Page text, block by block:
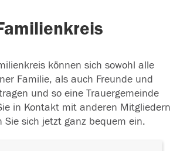
können sich sowohl alle
Familie, als auch Freunde und
und so eine Trauergemeinde
in Kontakt mit anderen Mitgliedern
Sie sich jetzt ganz bequem ein.